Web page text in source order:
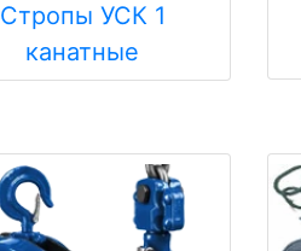
Стропы УСК 1
канатные